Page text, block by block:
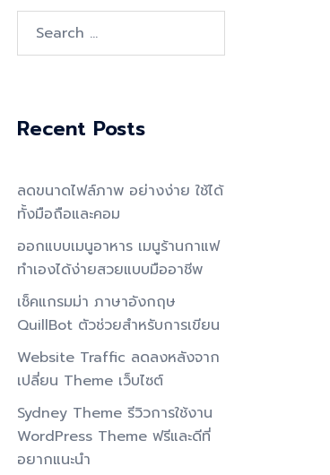
for:
Recent Posts
ลดขนาดไฟล์ภาพ อย่างง่าย ใช้ได้
ทั้งมือถือและคอม
ออกแบบเมนูอาหาร เมนูร้านกาแฟ
ทำเองได้ง่ายสวยแบบมืออาชีพ
เช็คแกรมม่า ภาษาอังกฤษ
QuillBot ตัวช่วยสำหรับการเขียน
Website Traffic ลดลงหลังจาก
เปลี่ยน Theme เว็บไซต์
Sydney Theme รีวิวการใช้งาน
WordPress Theme ฟรีและดีที่
อยากแนะนำ